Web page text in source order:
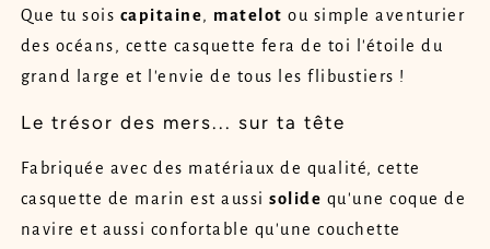
Que tu sois capitaine, matelot ou simple aventurier
des océans, cette casquette fera de toi l'étoile du
grand large et l'envie de tous les flibustiers !
Le trésor des mers... sur ta tête
Fabriquée avec des matériaux de qualité, cette
casquette de marin est aussi solide qu'une coque de
navire et aussi confortable qu'une couchette